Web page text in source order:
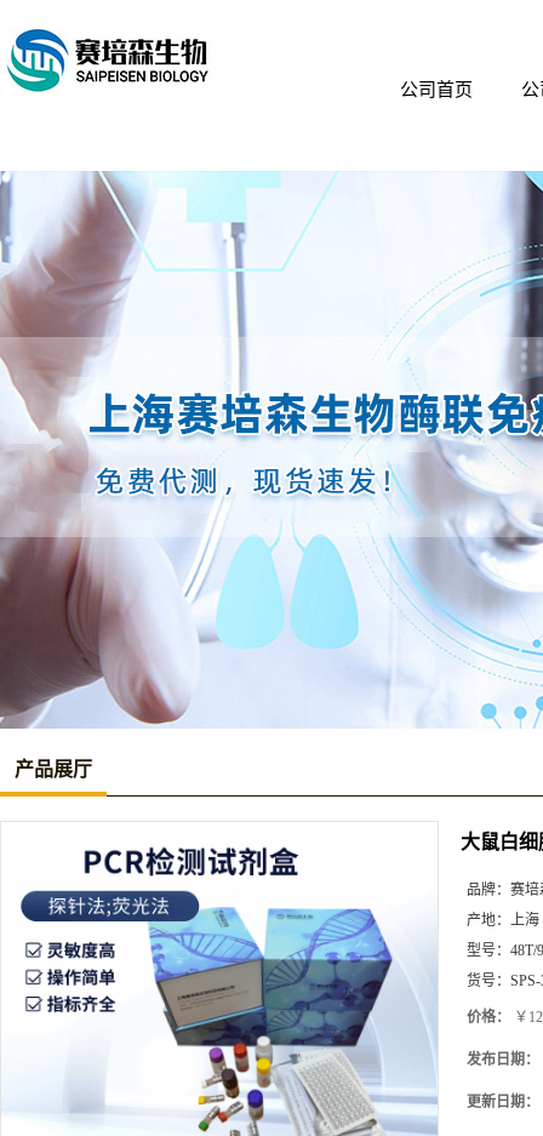
公司首页
产品展厅
大鼠白细
品牌： 赛培
产地： 上海
型号： 48T/
货号：
价格： ￥
发布日期：
更新日期：